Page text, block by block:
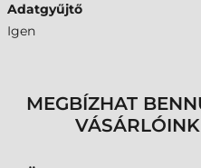
Adatgyűjtő
Igen
MEGBÍZHAT